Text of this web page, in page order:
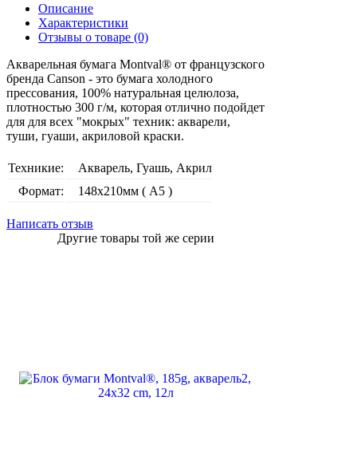
Описание
Характеристики
Отзывы о товаре (0)
Акварельная бумага Montval® от французского
бренда Canson - это бумага холодного
прессования, 100% натуральная целюлоза,
плотностью 300 г/м, которая отлично подойдет
для для всех "мокрых" техник: акварели,
туши, гуаши, акриловой краски.
Техникие:
Акварель, Гуашь, Акрил
Формат:
148х210мм ( А5 )
Написать отзыв
Другие товары той же серии